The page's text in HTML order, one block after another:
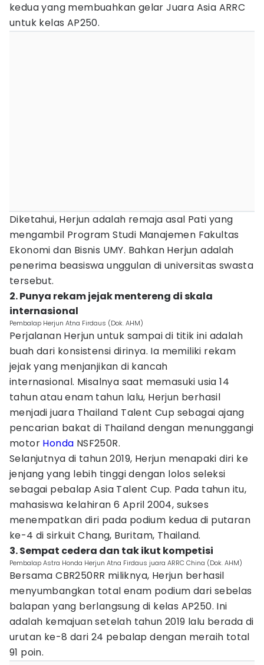
kedua yang membuahkan gelar Juara Asia ARRC
untuk kelas AP250.
Diketahui, Herjun adalah remaja asal Pati yang
mengambil Program Studi Manajemen Fakultas
Ekonomi dan Bisnis UMY. Bahkan Herjun adalah
penerima beasiswa unggulan di universitas swasta
tersebut.
2. Punya rekam jejak mentereng di skala
internasional
Pembalap Herjun Atna Firdaus (Dok. AHM)
Perjalanan Herjun untuk sampai di titik ini adalah
buah dari konsistensi dirinya. Ia memiliki rekam
jejak yang menjanjikan di kancah
internasional. Misalnya saat memasuki usia 14
tahun atau enam tahun lalu, Herjun berhasil
menjadi juara Thailand Talent Cup sebagai ajang
pencarian bakat di Thailand dengan menunggangi
motor Honda NSF250R.
Selanjutnya di tahun 2019, Herjun menapaki diri ke
jenjang yang lebih tinggi dengan lolos seleksi
sebagai pebalap Asia Talent Cup. Pada tahun itu,
mahasiswa kelahiran 6 April 2004, sukses
menempatkan diri pada podium kedua di putaran
ke-4 di sirkuit Chang, Buritam, Thailand.
3. Sempat cedera dan tak ikut kompetisi
Pembalap Astra Honda Herjun Atna Firdaus juara ARRC China (Dok. AHM)
Bersama CBR250RR miliknya, Herjun berhasil
menyumbangkan total enam podium dari sebelas
balapan yang berlangsung di kelas AP250. Ini
adalah kemajuan setelah tahun 2019 lalu berada di
urutan ke-8 dari 24 pebalap dengan meraih total
91 poin.